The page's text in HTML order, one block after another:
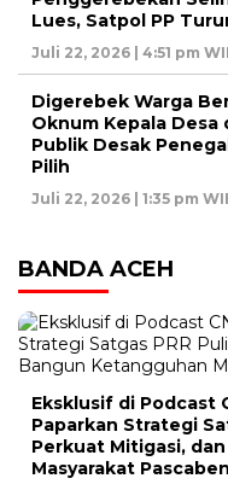
Lues, Satpol PP
Juli 22, 2026 | 4:51 pm
Digerebek Warga
Oknum Kepala Desa
Publik Desak
Pilih
Juli 22, 2026 | 1:35 pm
BANDA ACEH
Eksklusif di Podcast
Paparkan Strategi
Perkuat Mitigasi,
Masyarakat